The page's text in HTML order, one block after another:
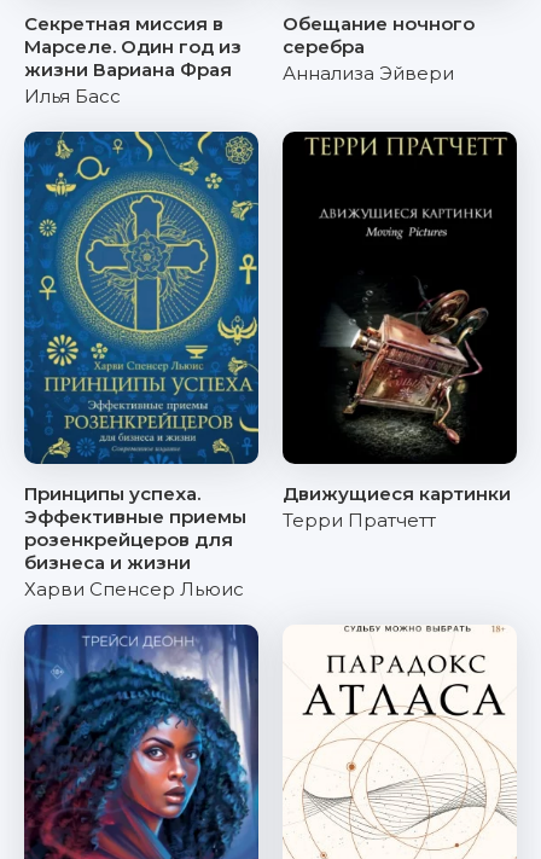
Секретная миссия в
Марселе. Один год из
жизни Вариана Фрая
Илья Басс
Обещание ночного
серебра
Аннализа Эйвери
Принципы успеха.
Эффективные приемы
розенкрейцеров для
бизнеса и жизни
Харви Спенсер Льюис
Движущиеся картинки
Терри Пратчетт